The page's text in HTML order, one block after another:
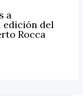
a
edición del
Rocca